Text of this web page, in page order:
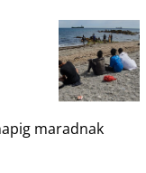
maradnak